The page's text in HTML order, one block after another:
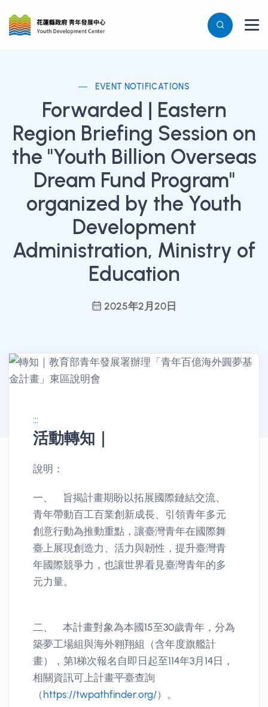
EVENT NOTIFICATIONS
Forwarded | Eastern
Region Briefing Session on
the "Youth Billion Overseas
Dream Fund Program"
organized by the Youth
Development
Administration, Ministry of
Education
2025年2月20日
:::
活動轉知｜
消息公告詳情
說明：
一、 旨揭計畫期盼以拓展國際鏈結交流、
青年帶動百工百業創新成長、引領青年多元
創意行動為推動重點，讓臺灣青年在國際舞
臺上展現創造力、活力與韌性，提升臺灣青
年國際競爭力，也讓世界看見臺灣青年的多
元力量。
二、 本計畫對象為本國15至30歲青年，分為
築夢工場組與海外翱翔組（含年度旗艦計
畫），第1梯次報名自即日起至114年3月14日，
相關資訊可上計畫平臺查詢
（ https://twpathfinder.org/）。